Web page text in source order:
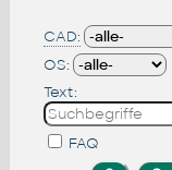
CAD:
OS:
Text:
FAQ